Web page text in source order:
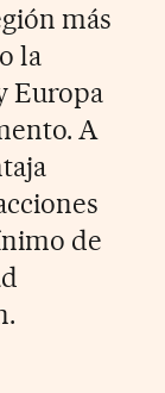
más
la
Europa
A
de